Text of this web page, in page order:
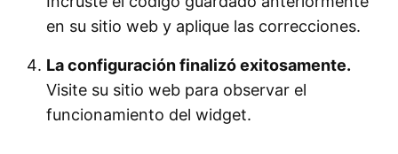
en su sitio web y aplique las correcciones.
La configuración finalizó exitosamente.
Visite su sitio web para observar el
funcionamiento del widget.